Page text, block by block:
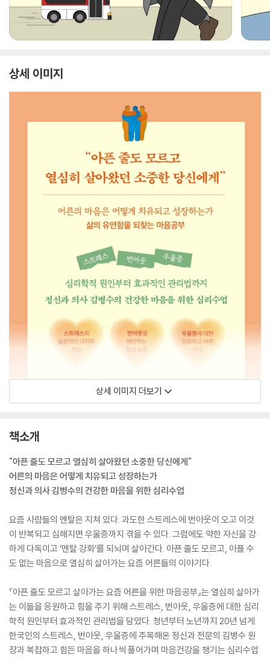
상세 이미지
상세 이미지 더보기
책소개
"아픈 줄도 모르고 열심히 살아왔던 소중한 당신에게"
어른의 마음은 어떻게 치유되고 성장하는가
정신과 의사 김병수의 건강한 마음을 위한 심리수업
요즘 사람들의 멘탈은 지쳐 있다. 과도한 스트레스에 번아웃이 오고 이것
이 반복되고 심해지면 우울증까지 겪을 수 있다. 그럼에도 약한 자신을 강
하게 다독이고 ‘멘탈 강화’를 되뇌며 살아간다. 아픈 줄도 모르고, 아플 수
도 없는 마음으로 열심히 살아가는 요즘 어른들의 이야기다.
『아픈 줄도 모르고 살아가는 요즘 어른을 위한 마음공부』는 열심히 살아가
는 이들을 응원하고 힘을 주기 위해 스트레스, 번아웃, 우울증에 대한 심리
학적 원인부터 효과적인 관리법을 담았다. 청년부터 노년까지 20년 넘게
한국인의 스트레스, 번아웃, 우울증에 주목해온 정신과 전문의 김병수 원
장과 복잡하고 힘든 마음을 하나씩 풀어가며 마음건강을 챙기는 심리수업